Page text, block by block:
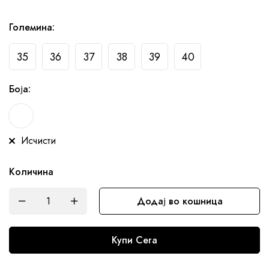
Големина:
35 36 37 38 39 40
Боја:
Исчисти
Количина
Додај во кошница
Купи Сега